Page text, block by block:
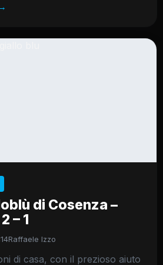
di Cosenza –
– 1
Raffaele Izzo
di casa, con il prezioso aiuto